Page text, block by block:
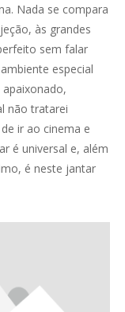
Nada se compara
às grandes
sem falar
especial
não tratarei
ir ao cinema e
é universal e, além
é neste jantar